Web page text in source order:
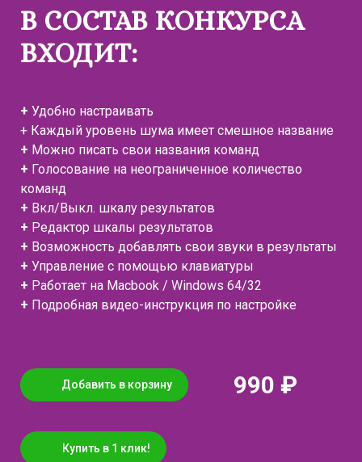
В СОСТАВ КОНКУРСА
ВХОДИТ:
+ Удобно настраивать
+ Каждый уровень шума имеет смешное название
+ Можно писать свои названия команд
+ Голосование на неограниченное количество
команд
+ Вкл/Выкл. шкалу результатов
+ Редактор шкалы результатов
+ Возможность добавлять свои звуки в результаты
+ Управление с помощью клавиатуры
+ Работает на Macbook / Windows 64/32
+ Подробная видео-инструкция по настройке
Добавить в корзину 990 ₽
Купить в 1 клик!